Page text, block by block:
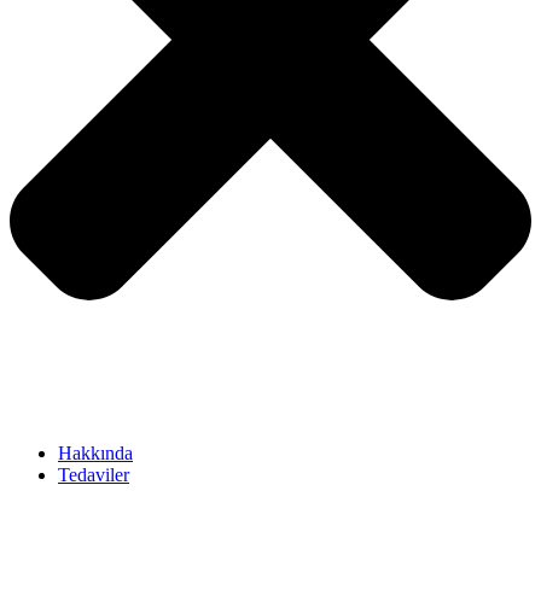
Hakkında
Tedaviler